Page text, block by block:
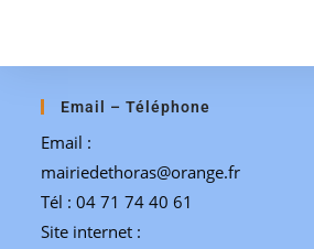
Email – Téléphone
Email :
mairiedethoras@orange.fr
Tél : 04 71 74 40 61
Site internet :